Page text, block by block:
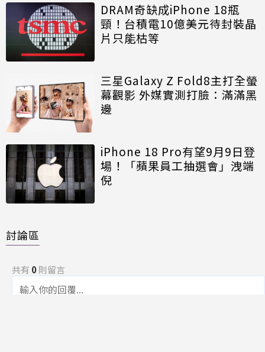
DRAM奇缺成iPhone 18瓶
頸！台積電10億美元待封裝晶
片只能枯等
三星Galaxy Z Fold8主打全螢
幕觀影 外媒實測打臉：滿滿黑
邊
iPhone 18 Pro有望9月9日登
場！「蘋果員工抽選會」洩端
倪
討論區
共有 0則留言